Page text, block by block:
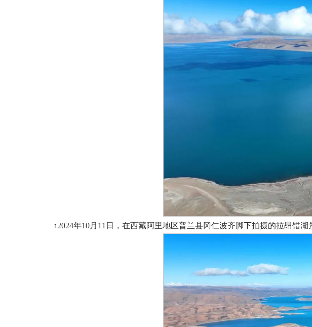
↑2024年10月11日，在西藏阿里地区普兰县冈仁波齐脚下拍摄的拉昂错